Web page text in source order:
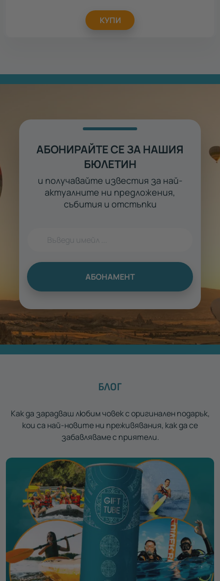
КУПИ
АБОНИРАЙТЕ СЕ ЗА НАШИЯ
БЮЛЕТИН
и получавайте известия за най-
актуалните ни предложения,
събития и отстъпки
АБОНАМЕНТ
БЛОГ
Как да зарадваш любим човек с оригинален подарък,
кои са най-новите ни преживявания, как да се
забавляваме с приятели.